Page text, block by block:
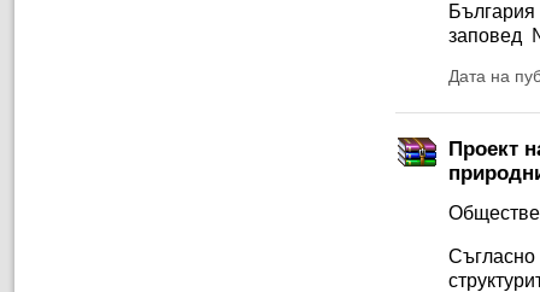
България
заповед
Дата на
Проект